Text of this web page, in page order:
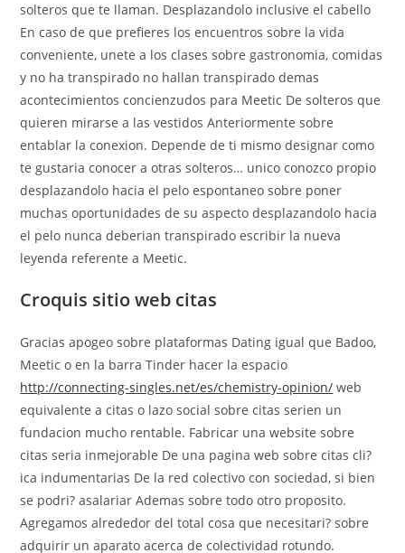
solteros que te llaman. Desplazandolo inclusive el cabello
En caso de que prefieres los encuentros sobre la vida
conveniente, unete a los clases sobre gastronomia, comidas
y no ha transpirado no hallan transpirado demas
acontecimientos concienzudos para Meetic De solteros que
quieren mirarse a las vestidos Anteriormente sobre
entablar la conexion. Depende de ti mismo designar como
te gustaria conocer a otras solteros… unico conozco propio
desplazandolo hacia el pelo espontaneo sobre poner
muchas oportunidades de su aspecto desplazandolo hacia
el pelo nunca deberian transpirado escribir la nueva
leyenda referente a Meetic.
Croquis sitio web citas
Gracias apogeo sobre plataformas Dating igual que Badoo,
Meetic o en la barra Tinder hacer la espacio
http://connecting-singles.net/es/chemistry-opinion/ web
equivalente a citas o lazo social sobre citas seri­en un
fundacion mucho rentable. Fabricar una website sobre
citas seri­a inmejorable De una pagina web sobre citas cli?
ica indumentarias De la red colectivo con sociedad, si bien
se podri? asalariar Ademas sobre todo otro proposito.
Agregamos alrededor del total cosa que necesitari? sobre
adquirir un aparato acerca de colectividad rotundo.